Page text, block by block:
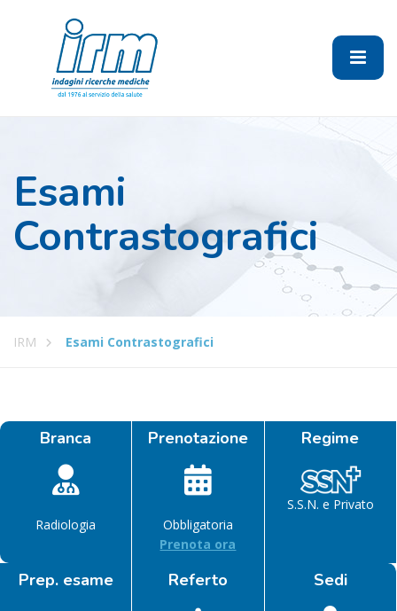
Esami
Contrastografici
IRM Esami Contrastografici
Branca
Radiologia
Prenotazione
Obbligatoria
Prenota ora
Regime
S.S.N. e Privato
Prep. esame Referto Sedi